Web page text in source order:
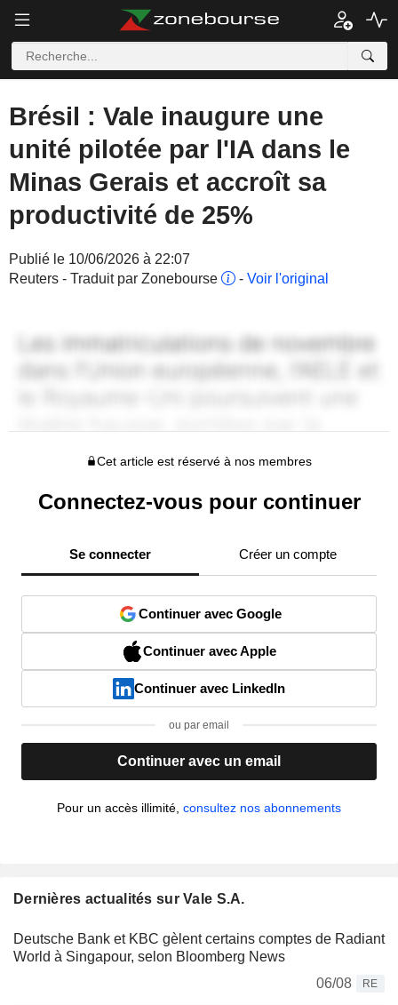
Brésil : Vale inaugure une
unité pilotée par l'IA dans le
Minas Gerais et accroît sa
productivité de 25%
Publié le 10/06/2026 à 22:07
Reuters - Traduit par Zonebourse
- Voir l'original
Cet article est réservé à nos membres
Connectez-vous pour continuer
Se connecter Créer un compte
Continuer avec Google
Continuer avec Apple
Continuer avec LinkedIn
ou par email
Continuer avec un email
Pour un accès illimité, consultez nos abonnements
Dernières actualités sur Vale S.A.
Deutsche Bank et KBC gèlent certains comptes de Radiant
World à Singapour, selon Bloomberg News
06/08
RE